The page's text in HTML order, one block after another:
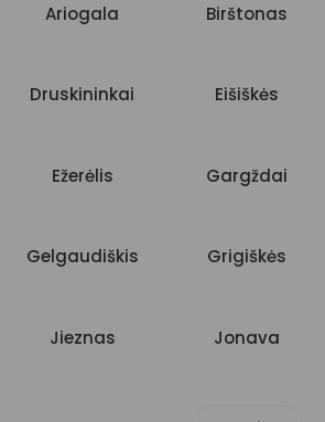
Ariogala Birštonas
Druskininkai Eišiškės
Ežerėlis Gargždai
Gelgaudiškis Grigiškės
Jieznas Jonava